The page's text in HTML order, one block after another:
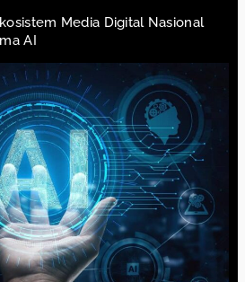
Media Digital Nasional
AI